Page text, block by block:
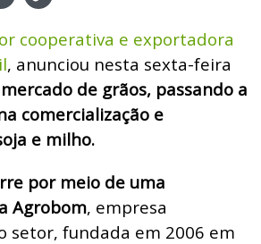
cooperativa e exportadora
, anunciou nesta sexta-feira
de grãos, passando a
comercialização e
e milho.
por meio de uma
Agrobom, empresa
setor, fundada em 2006 em